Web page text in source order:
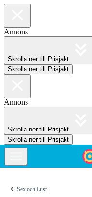
Annons
Skrolla ner till Prisjakt
Skrolla ner till Prisjakt
Annons
Skrolla ner till Prisjakt
Skrolla ner till Prisjakt
Sex och Lust